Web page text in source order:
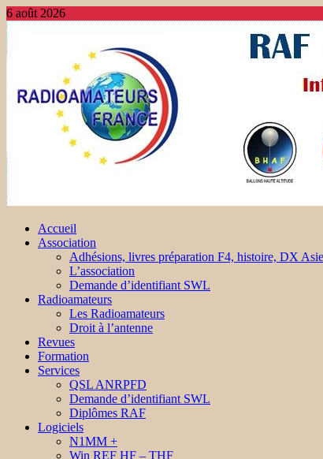
6 août 2026
Accueil
Association
Adhésions, livres préparation F4, histoire, DX
L’association
Demande d’identifiant SWL
Radioamateurs
Les Radioamateurs
Droit à l’antenne
Revues
Formation
Services
QSL ANRPFD
Demande d’identifiant SWL
Diplômes RAF
Logiciels
N1MM +
Win REF HF – THF